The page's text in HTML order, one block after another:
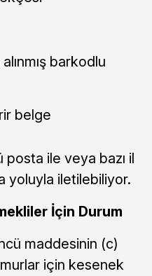
barkodlu
belge
ile veya bazı il
yoluyla iletilebiliyor.
İçin Durum
maddesinin (c)
için kesenek